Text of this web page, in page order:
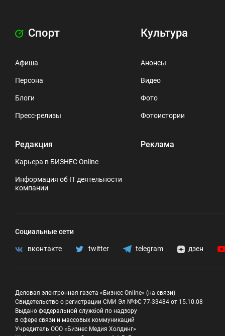
Спорт
Афиша
Персона
Блоги
Пресс-релизы
Редакция
Карьера в БИЗНЕС Online
Информация об IT деятельности
компании
Культура
Анонсы
Видео
Фото
Фотоистории
Реклама
Социальные сети
вконтакте twitter telegram дзен
Деловая электронная газета «Бизнес Online» (на связи)
Свидетельство о регистрации СМИ Эл №ФС 77-33484 от 15.10.08
Выдано федеральной службой по надзору
в сфере связи и массовых коммуникаций
Учредитель ООО «Бизнес Медия Холдинг»